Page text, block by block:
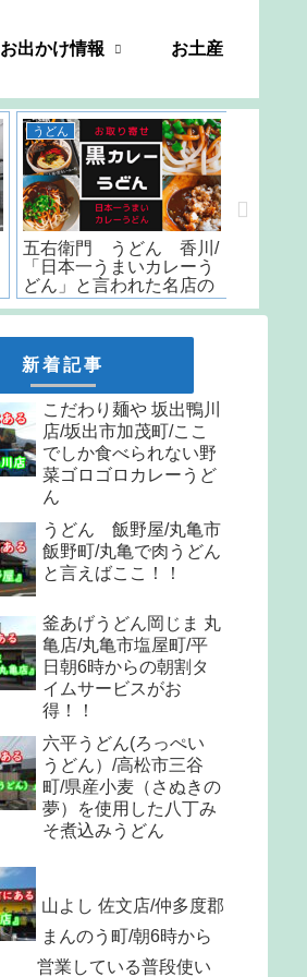
お出かけ情報 お土産
うどん
五右衛門 うどん 香川/
「日本一うまいカレーう
どん」と言われた名店の
味をお取り寄せ
天ぷら
新着記事
こだわり麺や 坂出鴨川
店/坂出市加茂町/ここ
でしか食べられない野
菜ゴロゴロカレーうど
ん
うどん 飯野屋/丸亀市
飯野町/丸亀で肉うどん
と言えばここ！！
釜あげうどん岡じま 丸
亀店/丸亀市塩屋町/平
日朝6時からの朝割タ
イムサービスがお
得！！
六平うどん(ろっぺい
うどん）/高松市三谷
町/県産小麦（さぬきの
夢）を使用した八丁み
そ煮込みうどん
山よし 佐文店/仲多度郡
まんのう町/朝6時から
営業している普段使い